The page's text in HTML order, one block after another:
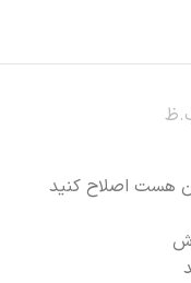
هست اصلاح کنید